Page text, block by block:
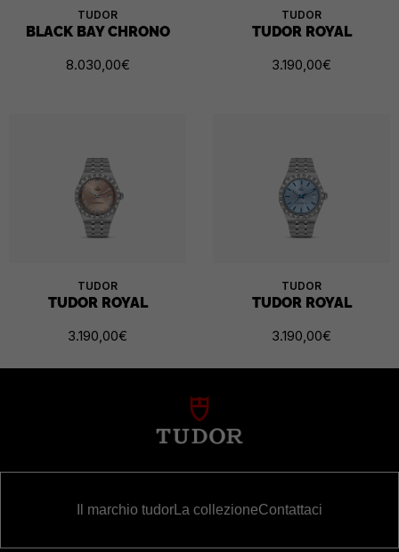
TUDOR
BLACK BAY CHRONO
8.030,00€
TUDOR
TUDOR ROYAL
3.190,00€
TUDOR
TUDOR ROYAL
3.190,00€
TUDOR
TUDOR ROYAL
3.190,00€
Il marchio tudorLa collezioneContattaci